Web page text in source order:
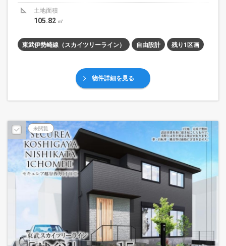
土地面積
105.82 ㎡
東武伊勢崎線（スカイツリーライン） 自由設計 残り1区画
物件詳細を見る
未閲覧